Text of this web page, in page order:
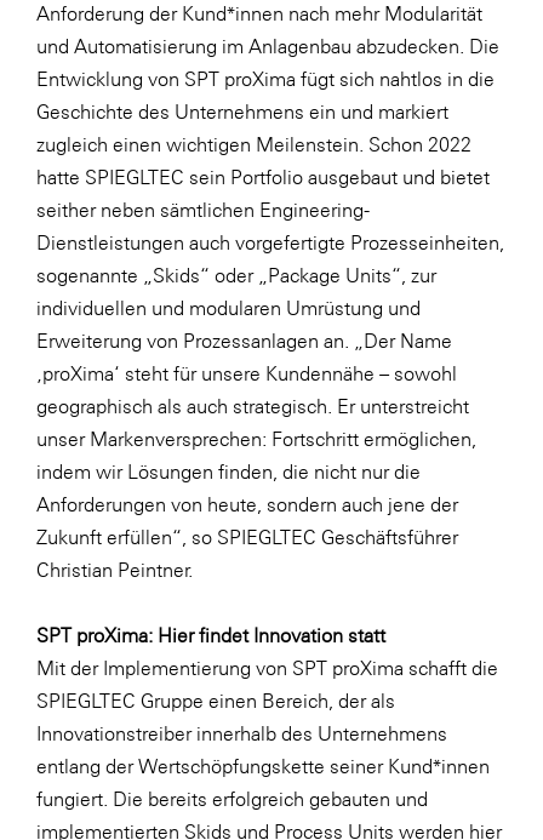
OptimaMed
PAGRO
PHH Rechtsanwält:innen
Salesforce
sebamed
SeneCura
SERVICE&MORE
SKINUANCE®
Somfy
Sony DADC
SPIEGLTEC
TAG GmbH
VALETTA
Verband Druck Medien Österreich
Wirtschaftskammer Salzburg
WKS Fachgruppe Fahrzeughandel und
Anforderung der Kund*innen nach mehr Modularität
und Automatisierung im Anlagenbau abzudecken. Die
Entwicklung von SPT proXima fügt sich nahtlos in die
Geschichte des Unternehmens ein und markiert
zugleich einen wichtigen Meilenstein. Schon 2022
hatte SPIEGLTEC sein Portfolio ausgebaut und bietet
seither neben sämtlichen Engineering-
Dienstleistungen auch vorgefertigte Prozesseinheiten,
sogenannte „Skids“ oder „Package Units“, zur
individuellen und modularen Umrüstung und
Erweiterung von Prozessanlagen an. „Der Name
‚proXima‘ steht für unsere Kundennähe – sowohl
geographisch als auch strategisch. Er unterstreicht
unser Markenversprechen: Fortschritt ermöglichen,
indem wir Lösungen finden, die nicht nur die
Anforderungen von heute, sondern auch jene der
Zukunft erfüllen“, so SPIEGLTEC Geschäftsführer
Christian Peintner.
SPT proXima: Hier findet Innovation statt
Mit der Implementierung von SPT proXima schafft die
SPIEGLTEC Gruppe einen Bereich, der als
Innovationstreiber innerhalb des Unternehmens
entlang der Wertschöpfungskette seiner Kund*innen
fungiert. Die bereits erfolgreich gebauten und
implementierten Skids und Process Units werden hier